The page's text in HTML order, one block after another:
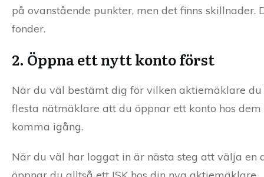
på ovanstående punkter, men det finns skillnader.
fonder.
2. Öppna ett nytt konto först
När du väl bestämt dig för vilken aktiemäklare
flesta nätmäklare att du öppnar ett konto hos
komma igång.
När du väl har loggat in är nästa steg att välja